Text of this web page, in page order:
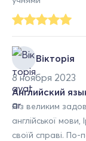
Вікторія
8 ноября 2023
Английский
Я з великим
англійської
своїй справі.